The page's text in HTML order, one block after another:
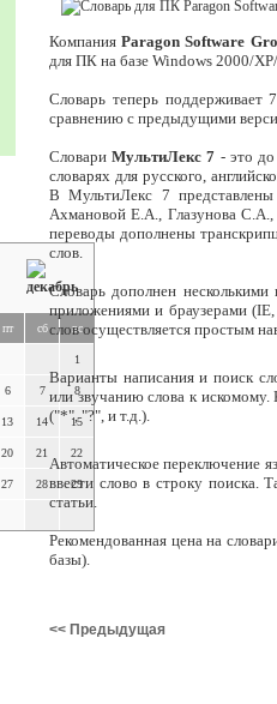
пт сб вс
1
6 7 8
13 14 15
20 21 22
27 28 29
КомпанияParagon Software
для ПК на базе Windows 2000/
Словарь теперь поддерживает
сравнению с предыдущими
СловариМультиЛекс 7 - это
словарях для русского,
В МультиЛекс 7
Ахмановой Е.А., Глазунова
переводы дополнены
слов.
Словарь дополнен
приложениями и браузерами
слов осуществляется простым
Варианты написания и поиск
или звучанию слова к
("*", "?", и т.д.).
Автоматическое переключение
ввести слово в строку поиска.
статьи.
Рекомендованная цена на
базы).
<< Предыдущая